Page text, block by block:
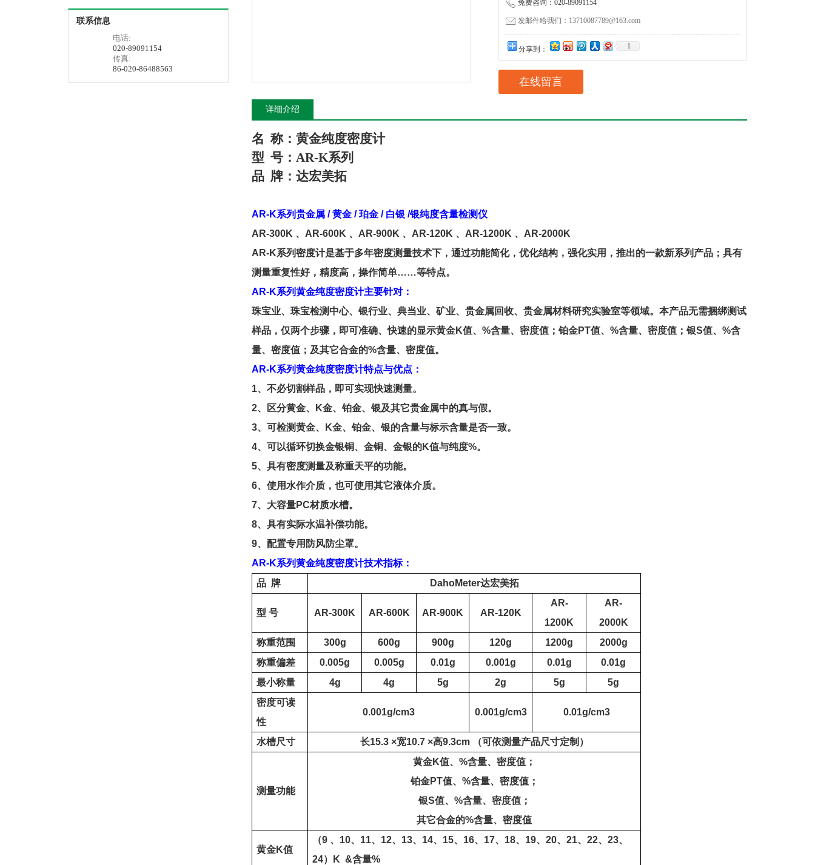
联系信息
电话:
020-89091154
传真:
86-020-86488563
免费咨询：020-89091154
发邮件给我们：13710087789@163.com
分享到： 1
在线留言
详细介绍
名 称：黄金纯度密度计
型 号： AR-K系列
品 牌： 达宏美拓
AR-K系列贵金属 /黄金 /珀金 / 白银 /银纯度含量检测仪
AR-300K 、 AR-600K 、 AR-900K 、 AR-120K 、 AR-1200K 、 AR-2000K
AR-K系列密度计是基于多年密度测量技术下，通过功能简化， 优化结构， 强化实用，推出的一款新系列产品；具有
测量重复性好，精度高，操作简单……等特点。
AR-K系列黄金纯度密度计主要针对：
珠宝业、珠宝检测中心、银行业、典当业、矿业、贵金属回收、贵金属材料研究实验室等领域。本产品无需捆绑测试
样品， 仅两个步骤，即可准确、快速的显示黄金K值、 %含量、密度值； 铂金PT值、 %含量、密度值； 银S值、 %含
量、密度值；及其它合金的%含量、密度值。
AR-K系列黄金纯度密度计特点与优点：
1、 不必切割样品， 即可实现快速测量。
2、 区分黄金、 K金、铂金、银及其它贵金属中的真与假。
3、 可检测黄金、 K金、铂金、银的含量与标示含量是否一致。
4、 可以循环切换金银铜、金铜、金银的K值与纯度%。
5、 具有密度测量及称重天平的功能。
6、 使用水作介质，也可使用其它液体介质。
7、 大容量PC材质水槽。
8、 具有实际水温补偿功能。
9、 配置专用防风防尘罩。
AR-K系列黄金纯度密度计技术指标：
品 牌 DahoMeter达宏美拓
型 号 AR-300K AR-600K AR-900K AR-120K
AR-
1200K
AR-
2000K
称重范围 300g 600g 900g 120g 1200g
2000g
称重偏差
0.005g 0.005g 0.01g 0.001g 0.01g
0.01g
最小称量
4g 4g 5g 2g 5g
5g
密度可读
性
0.001g/cm3 0.001g/cm3 0.01g/cm3
水槽尺寸 长15.3 ×宽10.7 ×高9.3cm （可依测量产品尺寸定制）
测量功能
黄金K值、 %含量、密度值；
铂金PT值、 %含量、密度值；
银S值、 %含量、密度值；
其它合金的%含量、密度值
黄金K值
（9 、 10、 11、 12、 13、 14、 15、 16、 17、 18、 19、 20、 21、 22、 23、
24） K &含量%